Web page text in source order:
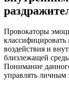
Провокаторы
воздействия и
близлежащей
Понимание
управлять личным